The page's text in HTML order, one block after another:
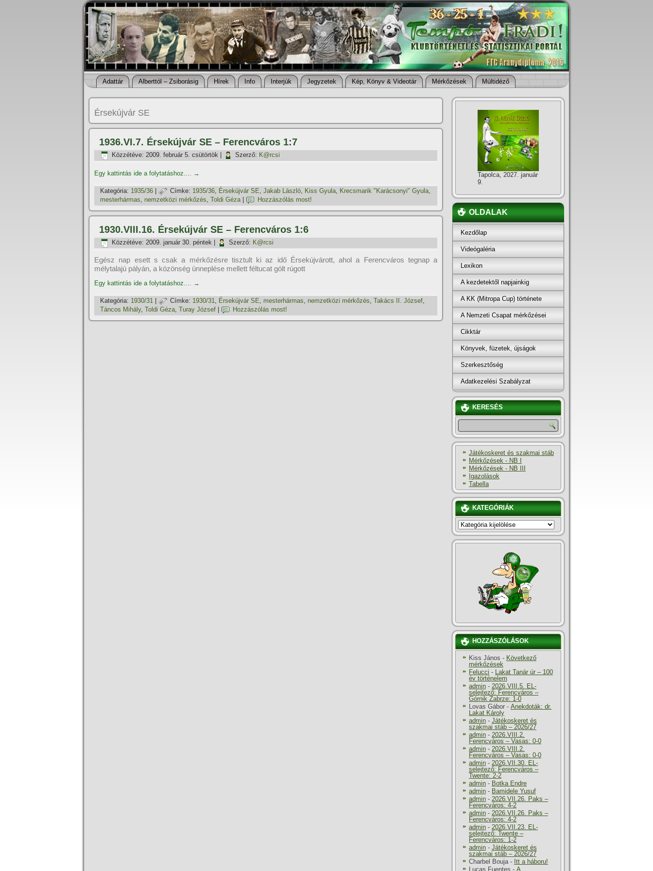
Adattár Alberttól – Zsiborásig Hí­rek Info Interjúk Jegyzetek Kép, Könyv & Videotár Mérkőzések Múltidéző
Érsekújvár SE
1936.VI.7. Érsekújvár SE – Ferencváros 1:7
Közzétéve: 2009. február 5. csütörtök Szerző: K@rcsi
Egy kattintás ide a folytatáshoz.... →
Kategória: 1935/36 Címke: 1935/36, Érsekújvár SE, Jakab László, Kiss Gyula, Krecsmarik "Karácsonyi" Gyula,
mesterhármas, nemzetközi mérkőzés, Toldi Géza| Hozzászólás most!
1930.VIII.16. Érsekújvár SE – Ferencváros 1:6
Közzétéve: 2009. január 30. péntek Szerző: K@rcsi
Egész nap esett s csak a mérkőzésre tisztult ki az idő Érsekújvárott, ahol a Ferencváros tegnap a
mélytalajú pályán, a közönség ünneplése mellett féltucat gólt rúgott
Egy kattintás ide a folytatáshoz.... →
Kategória: 1930/31 Címke: 1930/31, Érsekújvár SE, mesterhármas, nemzetközi mérkőzés, Takács II. József,
Táncos Mihály, Toldi Géza, Turay József Hozzászólás most!
Tapolca, 2027. január
9.
OLDALAK
Kezdőlap
Videógaléria
Lexikon
A kezdetektől napjainkig
A KK (Mitropa Cup) története
A Nemzeti Csapat mérkőzései
Cikktár
Könyvek, füzetek, újságok
Szerkesztőség
Adatkezelési Szabályzat
KERESÉS
Játékoskeret és szakmai stáb
Mérkőzések - NB I
Mérkőzések - NB III
Igazolások
Tabella
KATEGÓRIÁK
KATEGÓRIÁK
HOZZÁSZÓLÁSOK
Kiss János - Következő
mérkőzések
Felucci - Lakat Tanár úr – 100
év történelem
admin - 2026.VIII.5. EL-
selejtező: Ferencváros –
Górnik Zabrze: 1-0
Lovas Gábor - Anekdoták: dr.
Lakat Károly
admin - Játékoskeret és
szakmai stáb – 2026/27
admin - 2026.VIII.2.
Ferencváros – Vasas: 0-0
admin - 2026.VIII.2.
Ferencváros – Vasas: 0-0
admin - 2026.VII.30. EL-
selejtező: Ferencváros –
Twente: 2-2
admin - Botka Endre
admin - Bamidele Yusuf
admin - 2026.VII.26. Paks –
Ferencváros: 4-2
admin - 2026.VII.26. Paks –
Ferencváros: 4-2
admin - 2026.VII.23. EL-
selejtező: Twente –
Ferencváros: 1-2
admin - Játékoskeret és
szakmai stáb – 2026/27
Charbel Bouja- Itt a háboru!
Lucas Fuentes - A